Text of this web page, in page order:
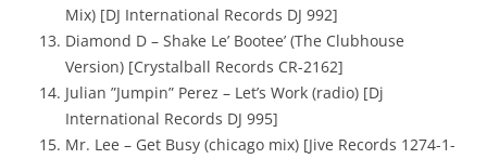
Mix) [DJ International Records DJ 992]
Diamond D – Shake Le’ Bootee’ (The Clubhouse
Version) [Crystalball Records CR-2162]
Julian ”Jumpin” Perez – Let’s Work (radio) [Dj
International Records DJ 995]
Mr. Lee – Get Busy (chicago mix) [Jive Records 1274-1-